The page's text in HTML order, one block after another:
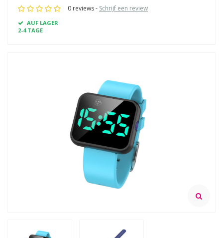
0 reviews - Schrijf een review
AUF LAGER
2-4 TAGE